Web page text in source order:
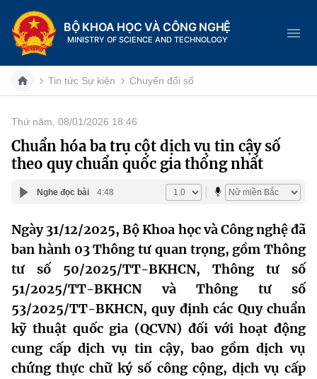
BỘ KHOA HỌC VÀ CÔNG NGHỆ
MINISTRY OF SCIENCE AND TECHNOLOGY
Danh mục
Trang chủ
Giới thiệu
Chức năng nhiệm vụ
Cơ cấu tổ chức
Lịch sử phát triển
Sở Khoa học và Công nghệ
Tin tức sự kiện
Khoa học và Công nghệ
Đổi mới sáng tạo
Chuyển đổi số
Bưu chính, Viễn thông
Dịch vụ công
Hệ thống văn bản
Văn bản QPPL
Văn bản chỉ đạo điều hành
MST IOFFICE
THỐNG KÊ
Tin tức Sự kiện Chuyển đổi số
Thứ năm, 08/01/2026 18:46
Chuẩn hóa ba trụ cột dịch vụ tin cậy số
theo quy chuẩn quốc gia thống nhất
Nghe đọc bài 4:48
Ngày 31/12/2025, Bộ Khoa học và Công nghệ đã
ban hành 03 Thông tư quan trọng, gồm Thông
tư số 50/2025/TT-BKHCN, Thông tư số
51/2025/TT-BKHCN và Thông tư số
53/2025/TT-BKHCN, quy định các Quy chuẩn
kỹ thuật quốc gia (QCVN) đối với hoạt động
cung cấp dịch vụ tin cậy, bao gồm dịch vụ
chứng thực chữ ký số công cộng, dịch vụ cấp